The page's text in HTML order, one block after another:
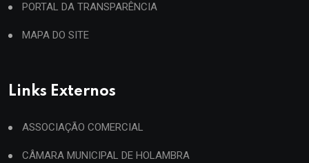
PORTAL DA TRANSPARÊNCIA
MAPA DO SITE
Links Externos
ASSOCIAÇÃO COMERCIAL
CÂMARA MUNICIPAL DE HOLAMBRA